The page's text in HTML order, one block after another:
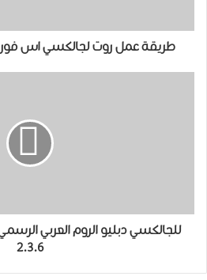
طريقة عمل روت لجالكسي اس فور Galaxy S4 I9500 Root
2.3.6